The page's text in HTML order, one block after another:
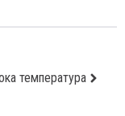
температура